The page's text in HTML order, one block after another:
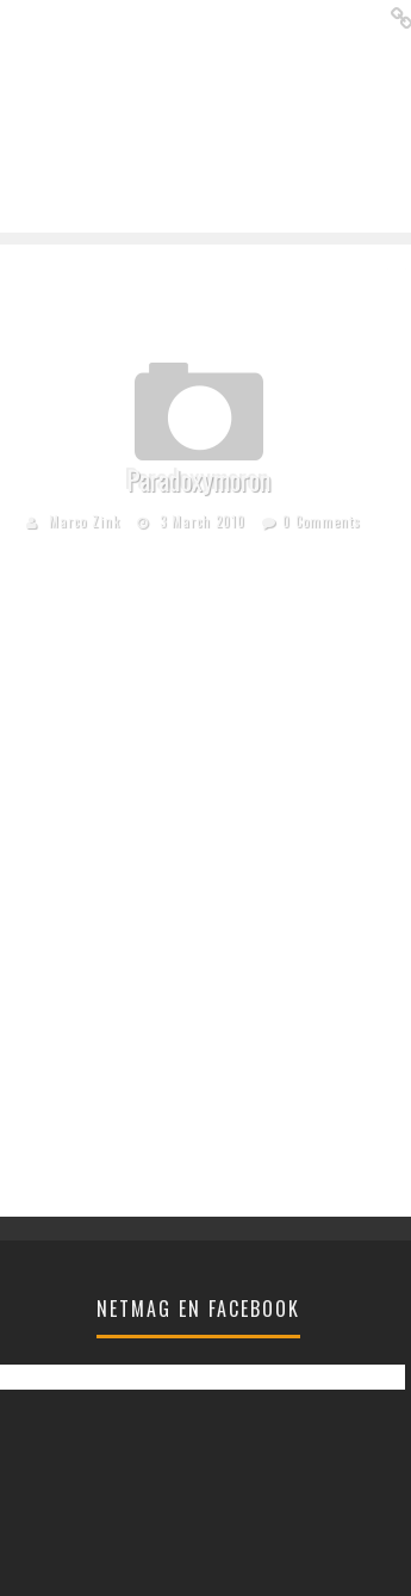
Paradoxymoron
Marco Zink 3 March 2010 0 Comments
NETMAG EN FACEBOOK